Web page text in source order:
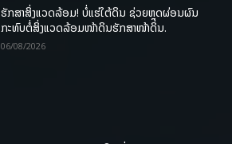
ຮັກສາສິ່ງແວດລ້ອມ! ບໍ່ແຮ່ໃຕ້ດິນ ຊ່ວຍຫຼຸດຜ່ອນຜົນ
ກະທົບຕໍ່ສິ່ງແວດລ້ອມໜ້າດິນຮັກສາໜ້າດິນ.
06/08/2026